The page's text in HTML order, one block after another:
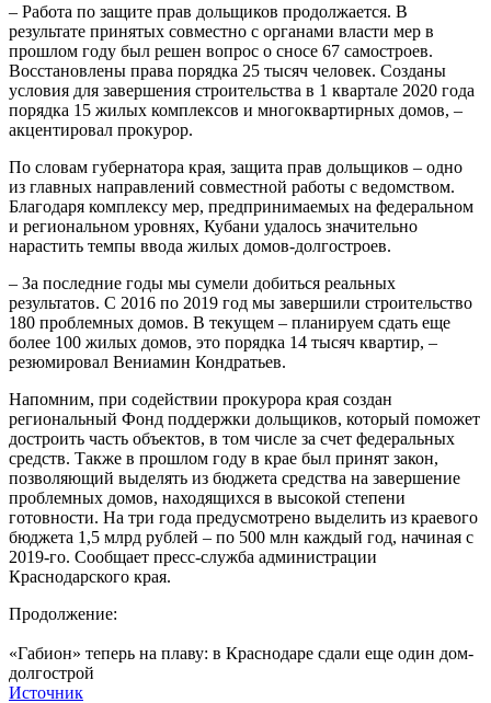
– Работа по защите прав дольщиков продолжается. В
результате принятых совместно с органами власти мер в
прошлом году был решен вопрос о сносе 67 самостроев.
Восстановлены права порядка 25 тысяч человек. Созданы
условия для завершения строительства в 1 квартале 2020 года
порядка 15 жилых комплексов и многоквартирных домов, –
акцентировал прокурор.
По словам губернатора края, защита прав дольщиков – одно
из главных направлений совместной работы с ведомством.
Благодаря комплексу мер, предпринимаемых на федеральном
и региональном уровнях, Кубани удалось значительно
нарастить темпы ввода жилых домов-долгостроев.
– За последние годы мы сумели добиться реальных
результатов. С 2016 по 2019 год мы завершили строительство
180 проблемных домов. В текущем – планируем сдать еще
более 100 жилых домов, это порядка 14 тысяч квартир, –
резюмировал Вениамин Кондратьев.
Напомним, при содействии прокурора края создан
региональный Фонд поддержки дольщиков, который поможет
достроить часть объектов, в том числе за счет федеральных
средств. Также в прошлом году в крае был принят закон,
позволяющий выделять из бюджета средства на завершение
проблемных домов, находящихся в высокой степени
готовности. На три года предусмотрено выделить из краевого
бюджета 1,5 млрд рублей – по 500 млн каждый год, начиная с
2019-го. Сообщает пресс-служба администрации
Краснодарского края.
Продолжение:
«Габион» теперь на плаву: в Краснодаре сдали еще один дом-
долгострой
Источник